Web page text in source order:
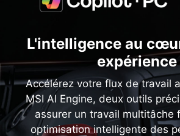
L'intelligence au
expérience
Accélérez votre flux de travail
MSI AI Engine, deux outils
assurer un travail multitâche
optimisation intelligente des